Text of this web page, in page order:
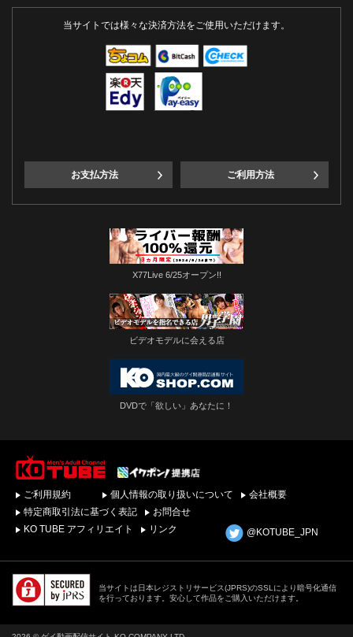
当サイトでは様々な決済方法をご使用いただけます。
お支払方法 ご利用方法
X77Live 6/25オープン!!
ビデオモデルに会える店
DVDで「欲しい」あなたに！
単ダウンロード！ゲイ
動画配信サイトKO
TUBEトップページへ
ご利用規約 個人情報の取り扱いについて
会社概要
特定商取引法に基づく表記
お問合せ
KO TUBE アフィリエイト
リンク @KOTUBE_JPN
当サイトは日本レジストリサービス(JPRS)のSSLにより暗号化通信
を行っております。安心して作品をご購入いただけます。